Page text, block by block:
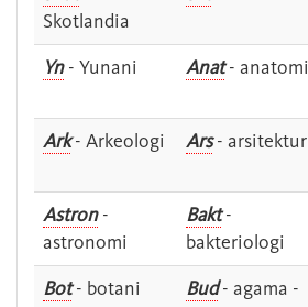
Skotlandia
Yn- Yunani Anat- anatomi
Ark- Arkeologi Ars- arsitektur
Astron-
astronomi
Bakt-
bakteriologi
Bot- botani Bud- agama -